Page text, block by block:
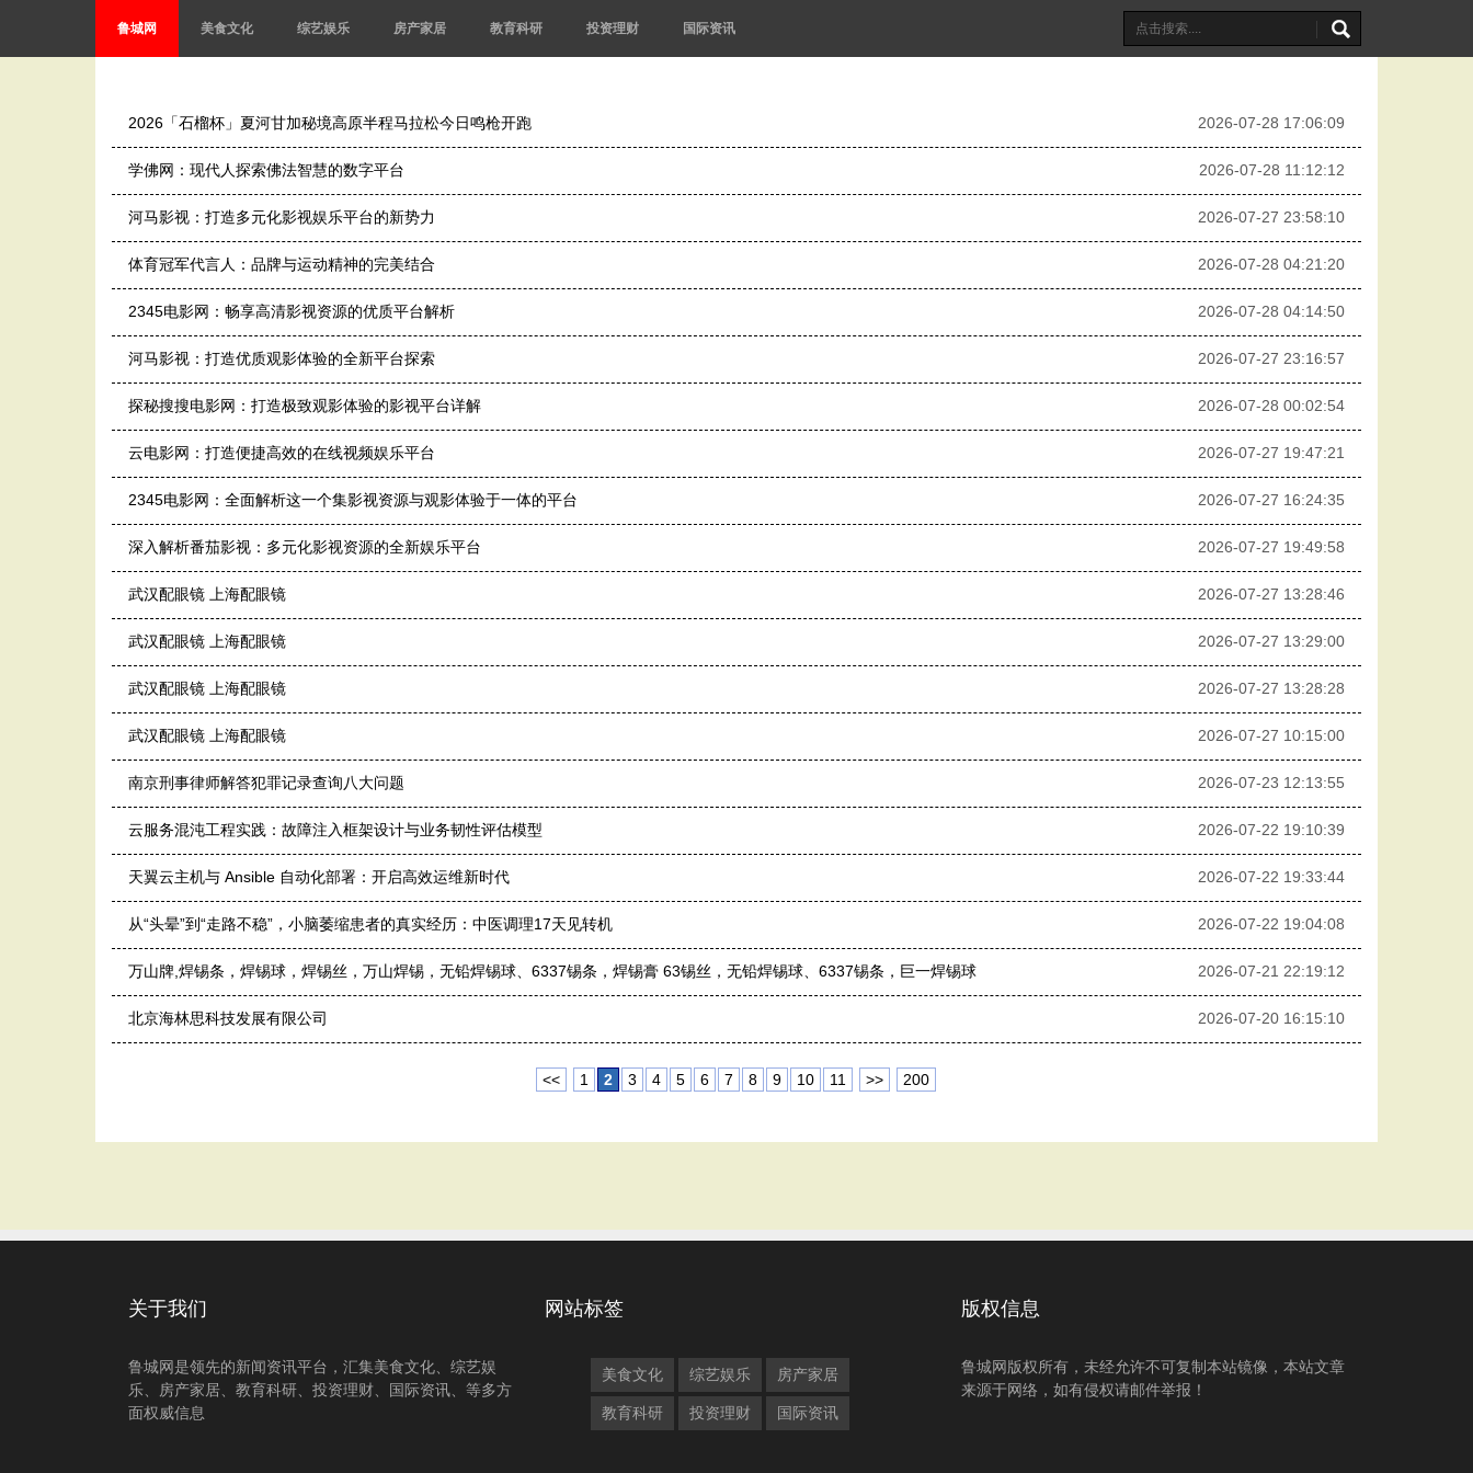
鲁城网 美食文化 综艺娱乐 房产家居 教育科研 投资理财 国际资讯
2026「石榴杯」夏河甘加秘境高原半程马拉松今日鸣枪开跑 2026-07-28 17:06:09
学佛网：现代人探索佛法智慧的数字平台 2026-07-28 11:12:12
河马影视：打造多元化影视娱乐平台的新势力 2026-07-27 23:58:10
体育冠军代言人：品牌与运动精神的完美结合 2026-07-28 04:21:20
2345电影网：畅享高清影视资源的优质平台解析 2026-07-28 04:14:50
河马影视：打造优质观影体验的全新平台探索 2026-07-27 23:16:57
探秘搜搜电影网：打造极致观影体验的影视平台详解 2026-07-28 00:02:54
云电影网：打造便捷高效的在线视频娱乐平台 2026-07-27 19:47:21
2345电影网：全面解析这一个集影视资源与观影体验于一体的平台 2026-07-27 16:24:35
深入解析番茄影视：多元化影视资源的全新娱乐平台 2026-07-27 19:49:58
武汉配眼镜 上海配眼镜 2026-07-27 13:28:46
武汉配眼镜 上海配眼镜 2026-07-27 13:29:00
武汉配眼镜 上海配眼镜 2026-07-27 13:28:28
武汉配眼镜 上海配眼镜 2026-07-27 10:15:00
南京刑事律师解答犯罪记录查询八大问题 2026-07-23 12:13:55
云服务混沌工程实践：故障注入框架设计与业务韧性评估模型 2026-07-22 19:10:39
天翼云主机与 Ansible 自动化部署：开启高效运维新时代 2026-07-22 19:33:44
从“头晕”到“走路不稳”，小脑萎缩患者的真实经历：中医调理17天见转机 2026-07-22 19:04:08
万山牌,焊锡条，焊锡球，焊锡丝，万山焊锡，无铅焊锡球、6337锡条，焊锡膏 63锡丝，无铅焊锡球、6337锡条，巨一焊锡球 2026-07-21 22:19:12
北京海林思科技发展有限公司 2026-07-20 16:15:10
<< 1 2 3 4 5 6 7 8 9 10 11 >> 200
关于我们
鲁城网是领先的新闻资讯平台，汇集美食文化、综艺娱
乐、房产家居、教育科研、投资理财、国际资讯、等多方
面权威信息
网站标签
美食文化 综艺娱乐 房产家居
教育科研 投资理财 国际资讯
版权信息
鲁城网版权所有，未经允许不可复制本站镜像，本站文章
来源于网络，如有侵权请邮件举报！